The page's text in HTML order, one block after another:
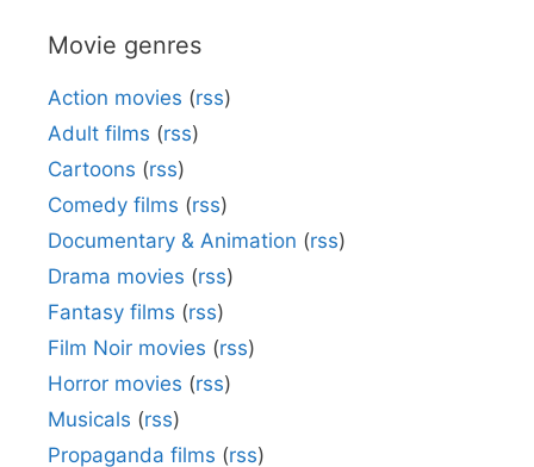
Movie genres
Action movies (rss)
Adult films (rss)
Cartoons (rss)
Comedy films (rss)
Documentary & Animation (rss)
Drama movies (rss)
Fantasy films (rss)
Film Noir movies (rss)
Horror movies (rss)
Musicals (rss)
Propaganda films (rss)